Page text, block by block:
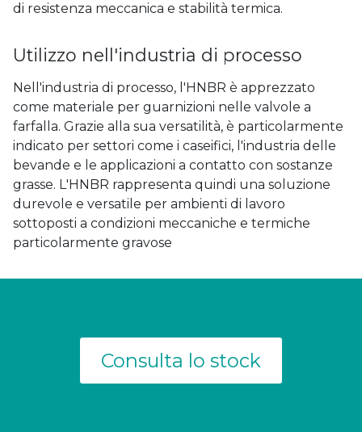
di resistenza meccanica e stabilità termica.
Utilizzo nell'industria di processo
Nell'industria di processo, l'HNBR è apprezzato
come materiale per guarnizioni nelle valvole a
farfalla. Grazie alla sua versatilità, è particolarmente
indicato per settori come i caseifici, l'industria delle
bevande e le applicazioni a contatto con sostanze
grasse. L'HNBR rappresenta quindi una soluzione
durevole e versatile per ambienti di lavoro
sottoposti a condizioni meccaniche e termiche
particolarmente gravose
Consulta lo stock